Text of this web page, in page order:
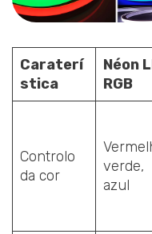
Caraterí
stica
Néon
RGB
Controlo
da cor
verde,
azul